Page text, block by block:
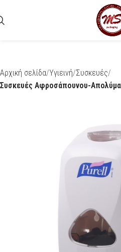
Αρχική σελίδα Υγιεινή Συσκευές
Συσκευές Αφροσάπουνου-